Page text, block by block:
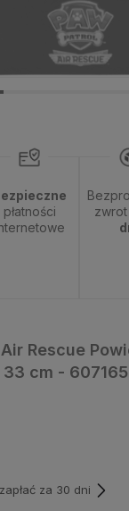
płatności
zwrot
Rescue
cm -
za 30 dni